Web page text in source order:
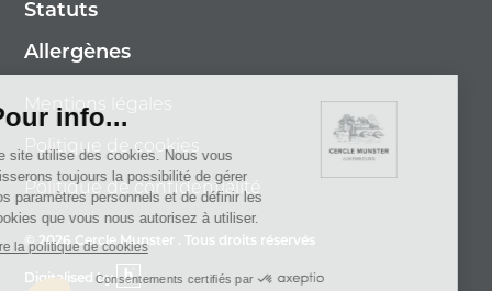
Statuts
Allergènes
Mentions légales
Politique de cookies
Politique de confidentialité
© 2026 Cercle Munster . Tous droits réservés
Digitalised by